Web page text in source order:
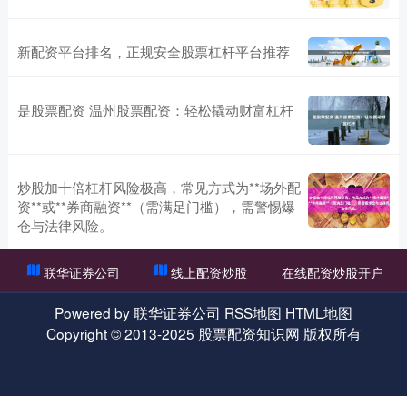
新配资平台排名，正规安全股票杠杆平台推荐
是股票配资 温州股票配资：轻松撬动财富杠杆
炒股加十倍杠杆风险极高，常见方式为**场外配
资**或**券商融资**（需满足门槛），需警惕爆
仓与法律风险。
联华证券公司 线上配资炒股 在线配资炒股开户
Powered by联华证券公司 RSS地图 HTML地图
Copyright© 2013-2025 股票配资知识网 版权所有